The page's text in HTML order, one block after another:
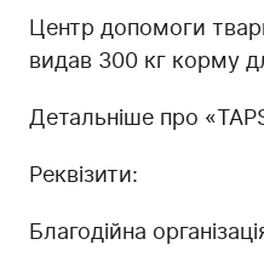
Центр допомоги
видав 300 кг корму
Детальніше про
Реквізити:
Благодійна